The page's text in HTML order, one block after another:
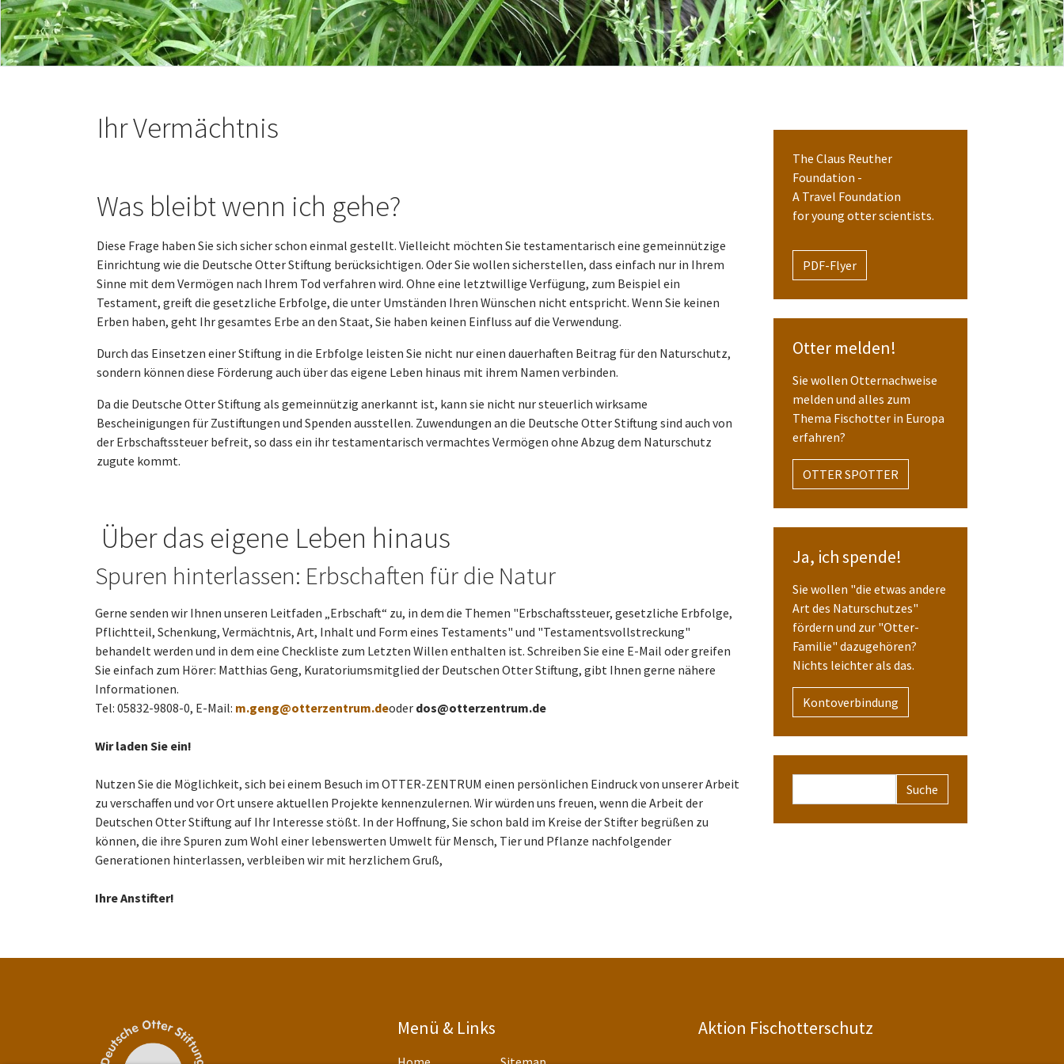
Ihr Vermächtnis
Was bleibt wenn ich gehe?
Diese Frage haben Sie sich sicher schon einmal gestellt. Vielleicht möchten Sie testamentarisch eine gemeinnützige
Einrichtung wie die Deutsche Otter Stiftung berücksichtigen. Oder Sie wollen sicherstellen, dass einfach nur in Ihrem
Sinne mit dem Vermögen nach Ihrem Tod verfahren wird. Ohne eine letztwillige Verfügung, zum Beispiel ein
Testament, greift die gesetzliche Erbfolge, die unter Umständen Ihren Wünschen nicht entspricht. Wenn Sie keinen
Erben haben, geht Ihr gesamtes Erbe an den Staat, Sie haben keinen Einfluss auf die Verwendung.
Durch das Einsetzen einer Stiftung in die Erbfolge leisten Sie nicht nur einen dau­er­haf­ten Beitrag für den Naturschutz,
sondern können diese Förderung auch über das eigene Leben hinaus mit ihrem Namen verbinden.
Da die Deutsche Otter Stiftung als gemeinnützig anerkannt ist, kann sie nicht nur steuerlich wirksame
Bescheinigungen für Zustiftungen und Spenden ausstellen. Zuwendungen an die Deutsche Otter Stiftung sind auch von
der Erbschaftssteuer befreit, so dass ein ihr testamentarisch vermachtes Vermögen ohne Abzug dem Naturschutz
zugute kommt.
Über das eigene Leben hinaus
Spuren hinterlassen: Erbschaften für die Natur
Gerne senden wir Ihnen unseren Leit­faden „Erbschaft“ zu, in dem die The­men "Erbschaftssteuer, gesetzliche Erbfolge,
Pflichtteil, Schenkung, Ver­mächt­nis, Art, Inhalt und Form eines Testaments" und "Testaments­voll­­stre­ckung"
behandelt werden und in dem eine Checkliste zum Letzten Willen enthalten ist. Schreiben Sie eine E-Mail oder greifen
Sie einfach zum Hörer: Matthias Geng, Kuratoriumsmitglied der Deutschen Otter Stiftung, gibt Ihnen gerne nähere
Informationen.
Tel: 05832-9808-0, E-Mail: m.geng@otterzentrum.deoder dos@otterzentrum.de
Wir laden Sie ein!
Nutzen Sie die Möglichkeit, sich bei einem Besuch im OTTER-ZEN­T­RUM einen persönlichen Eindruck von unserer Arbeit
zu verschaffen und vor Ort unsere aktuellen Projekte kennenzulernen. Wir würden uns freuen, wenn die Arbeit der
Deutschen Otter Stiftung auf Ihr Interesse stößt. In der Hoffnung, Sie schon bald im Kreise der Stifter begrüßen zu
können, die ihre Spuren zum Wohl einer le­bens­wer­ten Umwelt für Mensch, Tier und Pflanze nachfolgender
Generationen hinter­las­sen, verbleiben wir mit herzlichem Gruß,
Ihre Anstifter!
The Claus Reuther
Foundation -
A Travel Foundation
for young otter scientists.
PDF-Flyer
Otter melden!
Sie wollen Otternachweise
melden und alles zum
Thema Fischotter in Europa
erfahren?
OTTER SPOTTER
Ja, ich spende!
Sie wollen "die etwas andere
Art des Naturschutzes"
fördern und zur "Otter-
Familie" dazugehören?
Nichts leichter als das.
Kontoverbindung
Menü & Links Aktion Fischotterschutz